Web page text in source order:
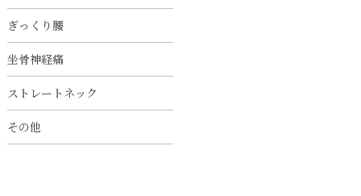
ぎっくり腰
坐骨神経痛
ストレートネック
その他